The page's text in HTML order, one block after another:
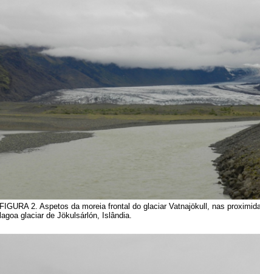
FIGURA 2. Aspetos da moreia frontal do glaciar Vatnajökull, nas
lagoa glaciar de Jökulsárlón, Islândia.